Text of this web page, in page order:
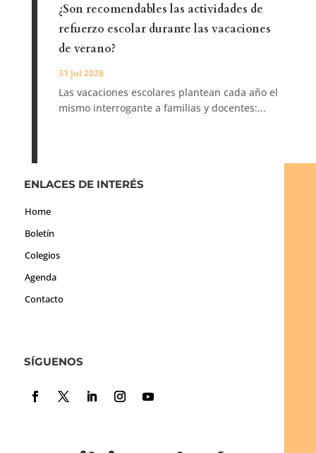
¿Son recomendables las actividades de
refuerzo escolar durante las vacaciones
de verano?
31 Jul 2026
Las vacaciones escolares plantean cada año el
mismo interrogante a familias y docentes:...
ENLACES DE INTERÉS
Home
Boletín
Colegios
Agenda
Contacto
SÍGUENOS